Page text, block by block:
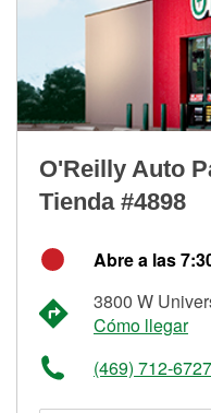
O'Reilly Auto
Tienda #4898
Abre a las
3800 W
Cómo llegar
(469) 712-6727